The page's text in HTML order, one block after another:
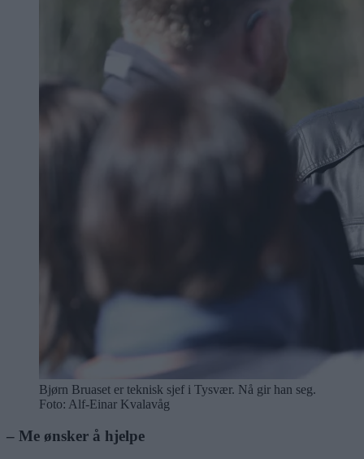
Bjørn Bruaset er teknisk sjef i Tysvær. Nå gir han seg.
Foto: Alf-Einar Kvalavåg
– Me ønsker å hjelpe